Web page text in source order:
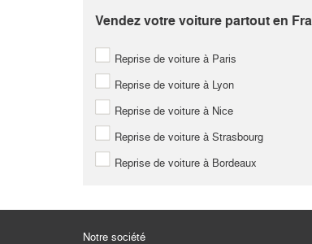
Vendez votre voiture partout en
Reprise de voiture à Paris
Reprise de voiture à Lyon
Reprise de voiture à Nice
Reprise de voiture à Strasbourg
Reprise de voiture à Bordeaux
Notre société